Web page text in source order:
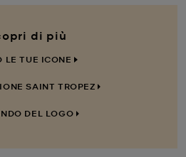
di più
LE TUE ICONE
SAINT TROPEZ
DEL LOGO